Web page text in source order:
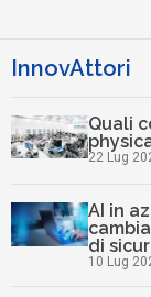
InnovAttori
Quali
22 Lug
AI in
di
10 Lug